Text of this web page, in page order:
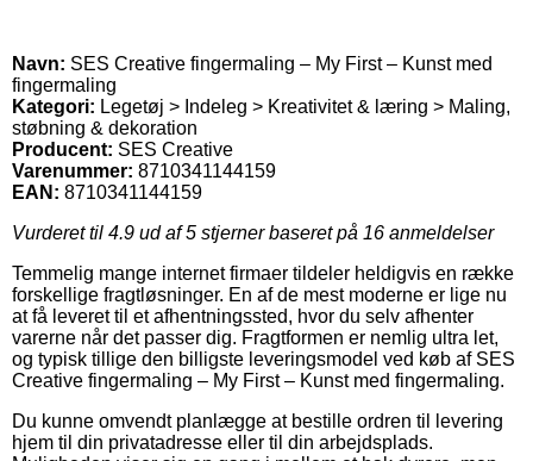
Navn: SES Creative fingermaling – My First – Kunst med
fingermaling
Kategori: Legetøj > Indeleg > Kreativitet & læring > Maling,
støbning & dekoration
Producent: SES Creative
Varenummer: 8710341144159
EAN: 8710341144159
Vurderet til 4.9 ud af 5 stjerner baseret på 16 anmeldelser
Temmelig mange internet firmaer tildeler heldigvis en række
forskellige fragtløsninger. En af de mest moderne er lige nu
at få leveret til et afhentningssted, hvor du selv afhenter
varerne når det passer dig. Fragtformen er nemlig ultra let,
og typisk tillige den billigste leveringsmodel ved køb af SES
Creative fingermaling – My First – Kunst med fingermaling.
Du kunne omvendt planlægge at bestille ordren til levering
hjem til din privatadresse eller til din arbejdsplads.